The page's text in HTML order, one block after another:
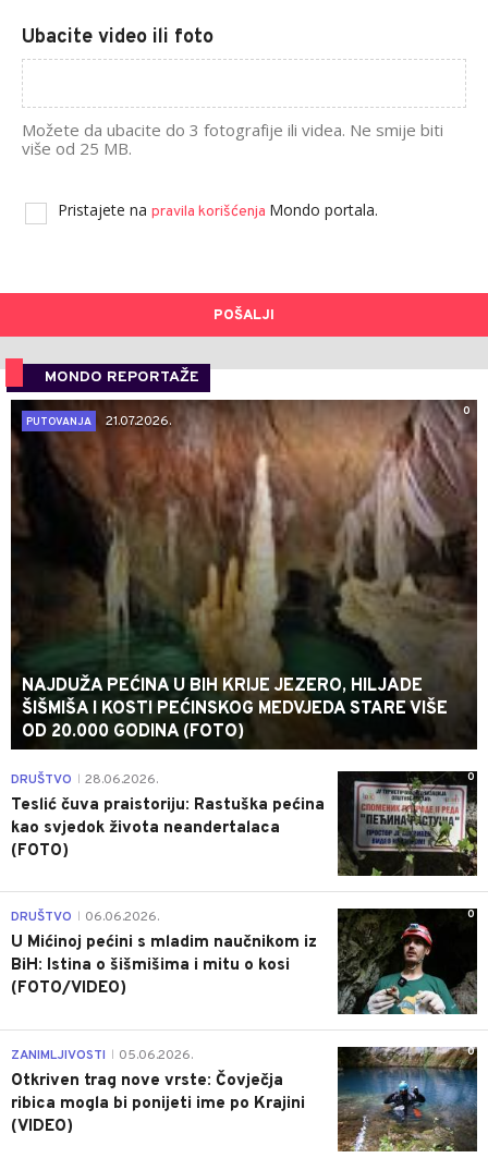
Ubacite video ili foto
Možete da ubacite do 3 fotografije ili videa. Ne smije biti
više od 25 MB.
Pristajete na pravila korišćenja Mondo portala.
POŠALJI
MONDO REPORTAŽE
0
PUTOVANJA
21.07.2026.
NAJDUŽA PEĆINA U BIH KRIJE JEZERO, HILJADE
ŠIŠMIŠA I KOSTI PEĆINSKOG MEDVJEDA STARE VIŠE
OD 20.000 GODINA (FOTO)
0
DRUŠTVO 28.06.2026.
Teslić čuva praistoriju: Rastuška pećina
kao svjedok života neandertalaca
(FOTO)
0
DRUŠTVO 06.06.2026.
U Mićinoj pećini s mladim naučnikom iz
BiH: Istina o šišmišima i mitu o kosi
(FOTO/VIDEO)
0
ZANIMLJIVOSTI 05.06.2026.
Otkriven trag nove vrste: Čovječja
ribica mogla bi ponijeti ime po Krajini
(VIDEO)